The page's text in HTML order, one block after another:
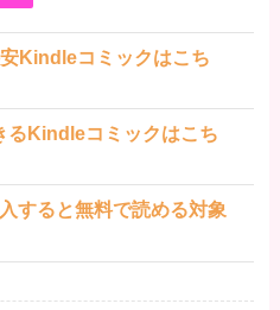
Kindleコミックはこち
るKindleコミックはこち
すると無料で読める対象